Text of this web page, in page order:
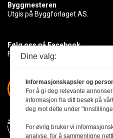
Byggmesteren
Utgis på Byggforlaget AS.
Følg oss på Facebook
Få med deg det siste innen
Dine valg:
Informasjonskapsler og
For å gi deg relevante
informasjon fra ditt besøk på
deg mot dette under
For øvrig bruker vi
analyse, for å sammenligne